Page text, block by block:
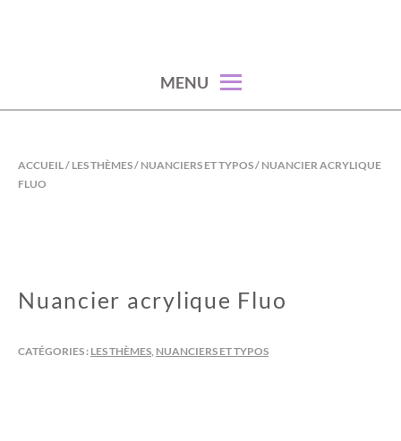
MENU
ACCUEIL/ LES THÈMES/ NUANCIERS ET TYPOS/ NUANCIER ACRYLIQUE
FLUO
Nuancier acrylique Fluo
CATÉGORIES : LES THÈMES, NUANCIERS ET TYPOS